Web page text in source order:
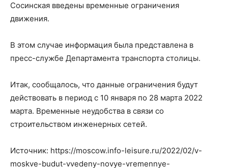
Сосинская введены временные ограничения
движения.
В этом случае информация была представлена в
пресс-службе Департамента транспорта столицы.
Итак, сообщалось, что данные ограничения будут
действовать в период с 10 января по 28 марта 2022
марта. Временные неудобства в связи со
строительством инженерных сетей.
Источник: https://moscow.info-leisure.ru/2022/02/v-
moskve-budut-vvedeny-novye-vremennye-